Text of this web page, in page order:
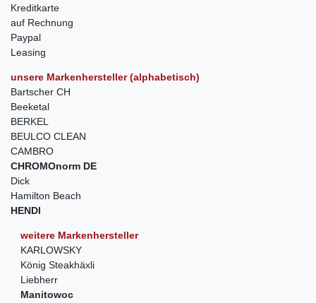
Kreditkarte
auf Rechnung
Paypal
Leasing
unsere Markenhersteller (alphabetisch)
Bartscher CH
Beeketal
BERKEL
BEULCO CLEAN
CAMBRO
CHROMOnorm DE
Dick
Hamilton Beach
HENDI
weitere Markenhersteller
KARLOWSKY
König Steakhäxli
Liebherr
Manitowoc